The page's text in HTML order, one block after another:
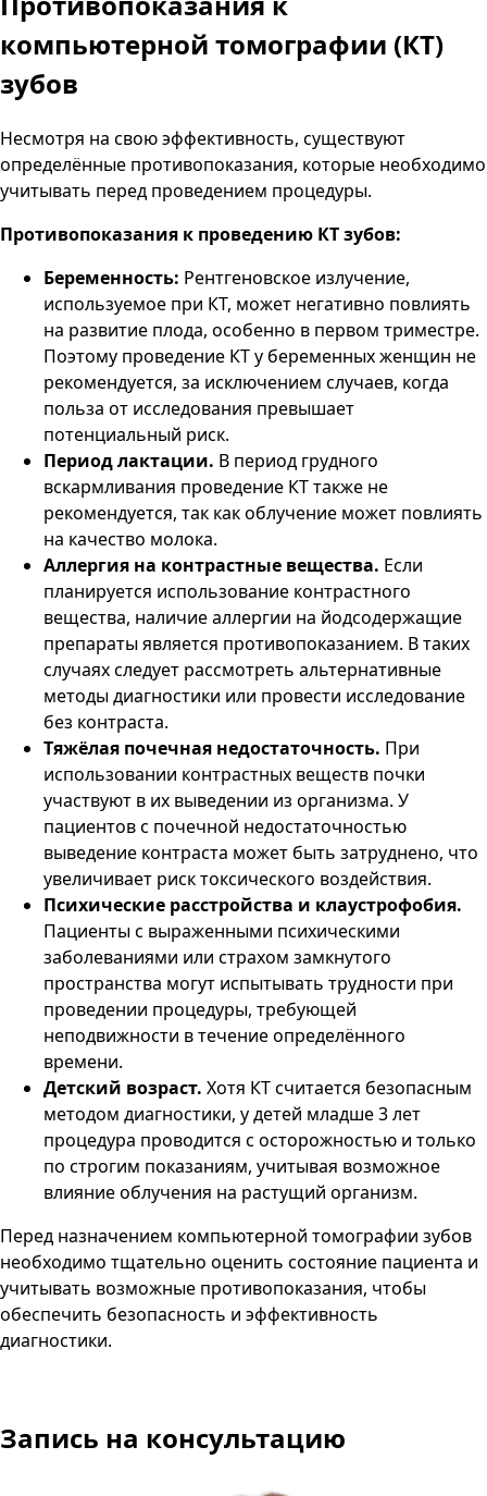
компьютерной томографии (КТ)
зубов
Несмотря на свою эффективность, существуют
определённые противопоказания, которые необходимо
учитывать перед проведением процедуры.
Противопоказания к проведению КТ зубов:
Беременность: Рентгеновское излучение,
используемое при КТ, может негативно повлиять
на развитие плода, особенно в первом триместре.
Поэтому проведение КТ у беременных женщин не
рекомендуется, за исключением случаев, когда
польза от исследования превышает
потенциальный риск.
Период лактации. В период грудного
вскармливания проведение КТ также не
рекомендуется, так как облучение может повлиять
на качество молока.
Аллергия на контрастные вещества. Если
планируется использование контрастного
вещества, наличие аллергии на йодсодержащие
препараты является противопоказанием. В таких
случаях следует рассмотреть альтернативные
методы диагностики или провести исследование
без контраста.
Тяжёлая почечная недостаточность. При
использовании контрастных веществ почки
участвуют в их выведении из организма. У
пациентов с почечной недостаточностью
выведение контраста может быть затруднено, что
увеличивает риск токсического воздействия.
Психические расстройства и клаустрофобия.
Пациенты с выраженными психическими
заболеваниями или страхом замкнутого
пространства могут испытывать трудности при
проведении процедуры, требующей
неподвижности в течение определённого
времени.
Детский возраст. Хотя КТ считается безопасным
методом диагностики, у детей младше 3 лет
процедура проводится с осторожностью и только
по строгим показаниям, учитывая возможное
влияние облучения на растущий организм.
Перед назначением компьютерной томографии зубов
необходимо тщательно оценить состояние пациента и
учитывать возможные противопоказания, чтобы
обеспечить безопасность и эффективность
диагностики.
Запись на консультацию